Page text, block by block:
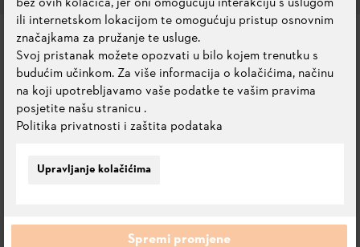
GLAVA ZA KOŠNJU
POLYCUT 3-2
0.0 Ocijeni ovaj proizvod
Upravljanje kolačićima
ili internetskom lokacijom te omogućuju pristup osnovnim
značajkama za pružanje te usluge.
Svoj pristanak možete opozvati u bilo kojem trenutku s
budućim učinkom. Za više informacija o kolačićima, načinu
na koji upotrebljavamo vaše podatke te vašim pravima
posjetite našu stranicu
Politika privatnosti i zaštita podataka
.
Spremi promjene